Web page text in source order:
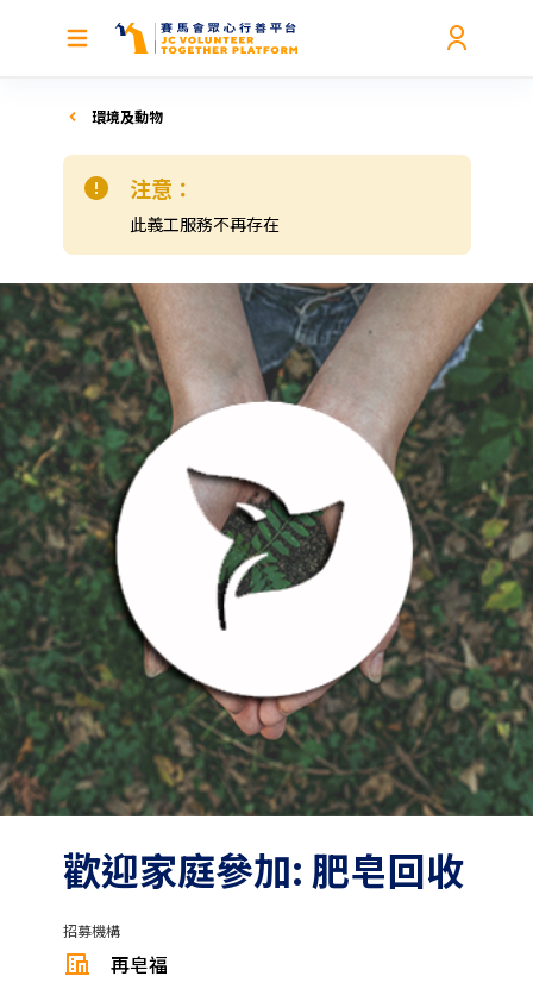
環境及動物
注意：
此義工服務不再存在
歡迎家庭參加: 肥皂回收
招募機構
再皂福